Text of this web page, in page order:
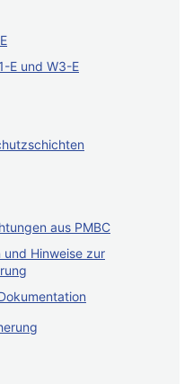
E und W3-E
aus PMBC
und Hinweise zur